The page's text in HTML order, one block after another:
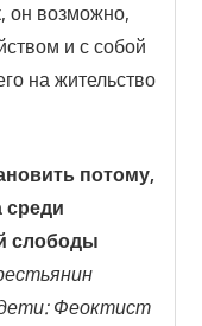
он возможно,
и с собой
на жительство
потому,
среди
слободы
Феоктист